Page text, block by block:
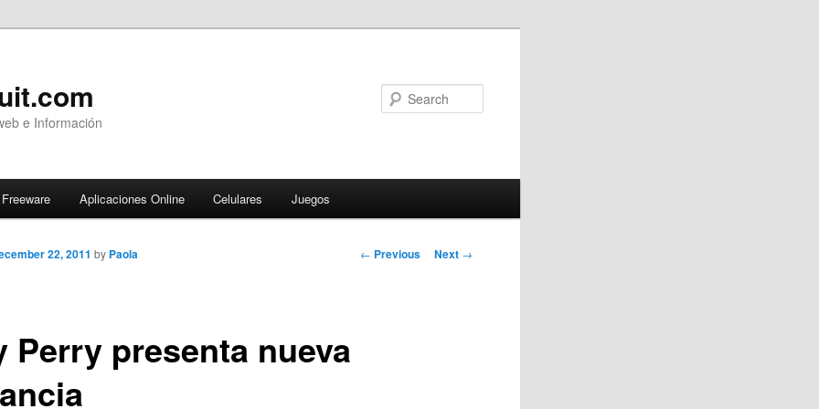
e Información
Freeware Aplicaciones Online Celulares Juegos
Post
← Previous Next →
Perry presenta nueva
22, 2011 by Paola